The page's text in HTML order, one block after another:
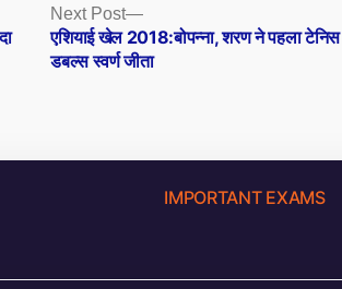
Next Post
Next
post:
एशियाई खेल 2018:बोपन्ना, शरण ने पहला टेनिस
डबल्स स्वर्ण जीता
IMPORTANT EXAMS